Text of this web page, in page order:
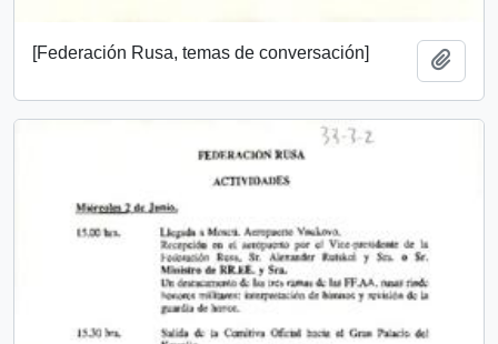
[Federación Rusa, temas de conversación]